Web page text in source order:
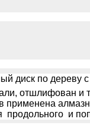
диск по
и